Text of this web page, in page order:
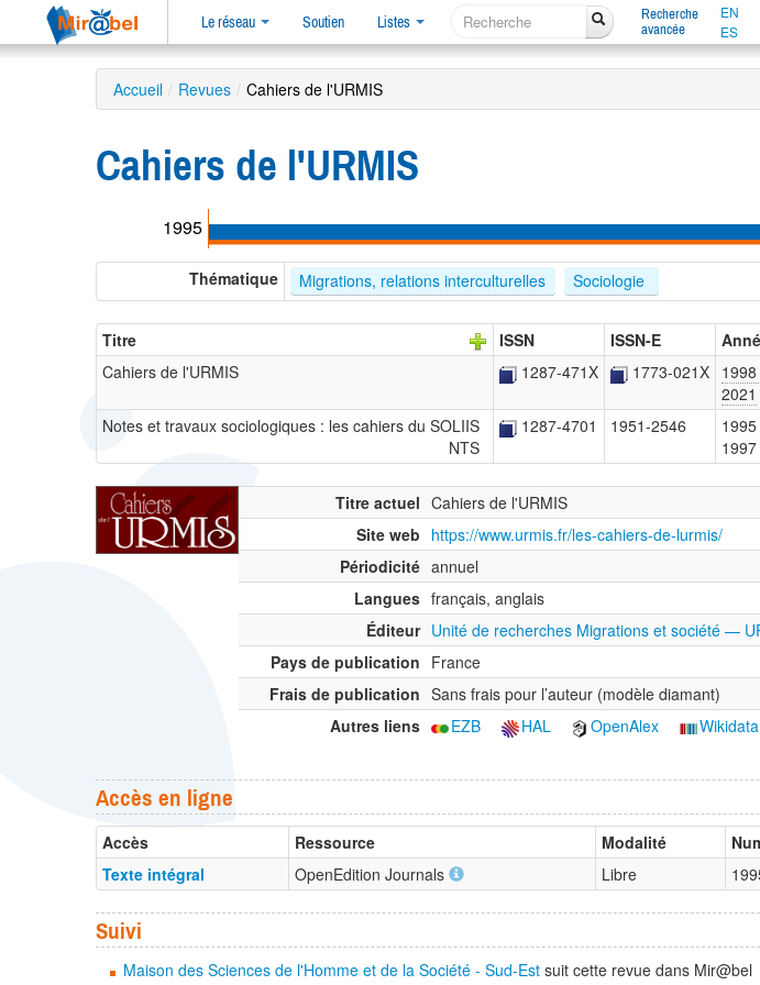
Le réseau Soutien Listes
Recherche
avancée
EN
ES
Accueil / Revues / Cahiers de l'URMIS
Cahiers de l'URMIS
1995
Thématique Migrations, relations interculturelles Sociologie
Titre ISSN ISSN-E
Cahiers de l'URMIS
1287-471X 1773-021X
2021
Notes et travaux sociologiques : les cahiers du SOLIIS
NTS
1287-4701 1951-2546
1997
Titre actuel Cahiers de l'URMIS
Site web https://www.urmis.fr/les-cahiers-de-lurmis/
Périodicité annuel
Langues français, anglais
Éditeur Unité de recherches Migrations et société —
Pays de publication France
Frais de publication Sans frais pour l’auteur (modèle diamant)
Autres liens
EZB HAL OpenAlex Wikidata
Accès en ligne
Accès Ressource Modalité
Texte intégral
OpenEdition Journals Libre
Suivi
Maison des Sciences de l'Homme et de la Société - Sud-Est suit cette revue dans Mir@bel